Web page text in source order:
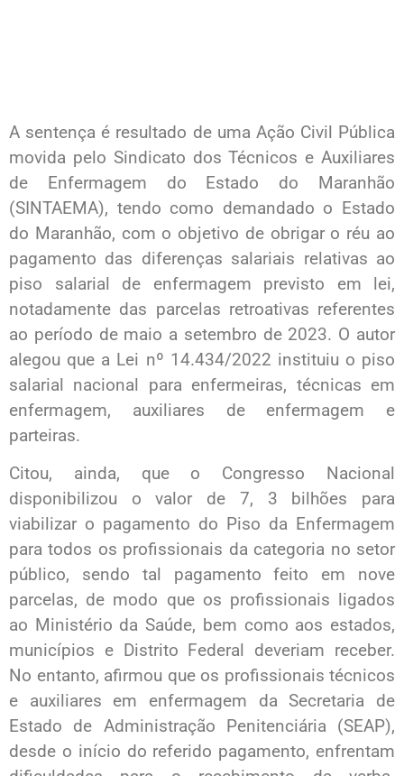
A sentença é resultado de uma Ação Civil Pública
movida pelo Sindicato dos Técnicos e Auxiliares
de Enfermagem do Estado do Maranhão
(SINTAEMA), tendo como demandado o Estado
do Maranhão, com o objetivo de obrigar o réu ao
pagamento das diferenças salariais relativas ao
piso salarial de enfermagem previsto em lei,
notadamente das parcelas retroativas referentes
ao período de maio a setembro de 2023. O autor
alegou que a Lei nº 14.434/2022 instituiu o piso
salarial nacional para enfermeiras, técnicas em
enfermagem, auxiliares de enfermagem e
parteiras.
Citou, ainda, que o Congresso Nacional
disponibilizou o valor de 7, 3 bilhões para
viabilizar o pagamento do Piso da Enfermagem
para todos os profissionais da categoria no setor
público, sendo tal pagamento feito em nove
parcelas, de modo que os profissionais ligados
ao Ministério da Saúde, bem como aos estados,
municípios e Distrito Federal deveriam receber.
No entanto, afirmou que os profissionais técnicos
e auxiliares em enfermagem da Secretaria de
Estado de Administração Penitenciária (SEAP),
desde o início do referido pagamento, enfrentam